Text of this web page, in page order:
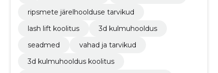
ripsmete järelhoolduse tarvikud
lash lift koolitus
3d kulmuhooldus
seadmed
vahad ja tarvikud
3d kulmuhooldus koolitus